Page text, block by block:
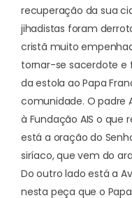
recuperação da sua
jihadistas foram
cristã muito
tornar-se sacerdote e
da estola ao Papa
comunidade. O padre
à Fundação AIS o que
está a oração do
siríaco, que vem do
Do outro lado está a
nesta peça que o